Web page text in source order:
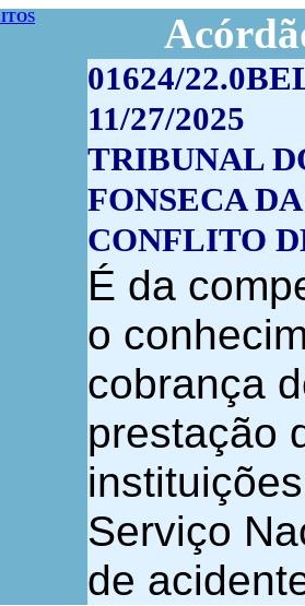
01624/
11/27/2025
TRIBUNAL
FONSECA
CONFLITO
É da
o
cobrança
prestação
Serviço
de